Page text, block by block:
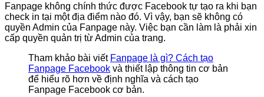
Fanpage không chính thức được Facebook tự tạo ra khi bạn
check in tại một địa điểm nào đó. Vì vậy, bạn sẽ không có
quyền Admin của Fanpage này. Việc bạn cần làm là phải xin
cấp quyền quản trị từ Admin của trang.
Tham khảo bài viết Fanpage là gì? Cách tạo
Fanpage Facebook và thiết lập thông tin cơ bản
để hiểu rõ hơn về định nghĩa và cách tạo
Fanpage Facebook cơ bản.